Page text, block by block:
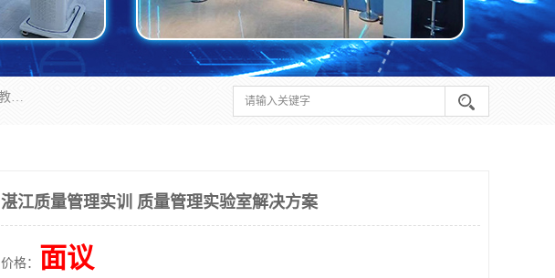
京创智业产品涵盖了多个领域，主要产品包括：工业4.0生产线解决方案，智慧物流综合实训室，教学设备与实验室建设，虚拟仿真实验室等。公司将秉持“创新、执着、诚信、共赢”的理念，以“将服务当作使命”为核心价值观，致力于为客户创造价值，与客户、合作伙伴和员工共同成长。
湛江质量管理实训 质量管理实验室解决方案
价格： 面议